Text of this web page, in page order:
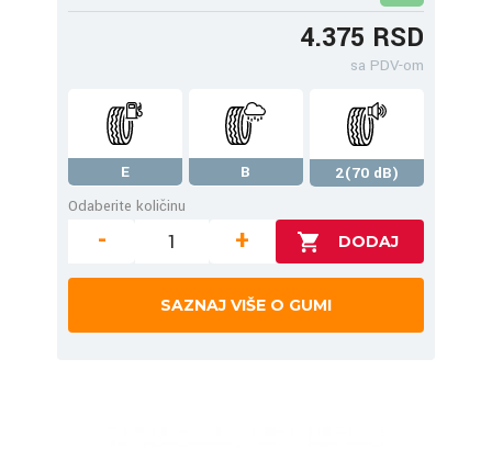
4.375 RSD
sa PDV-om
E B
2(70 dB)
Odaberite količinu
- +
SAZNAJ VIŠE O GUMI